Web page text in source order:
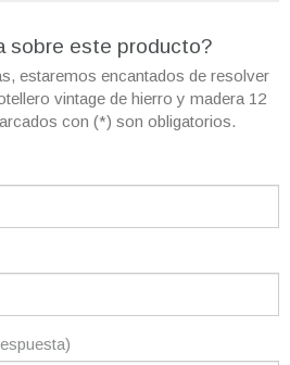
sobre este producto?
estaremos encantados de resolver
vintage de hierro y madera 12
con (*) son obligatorios.